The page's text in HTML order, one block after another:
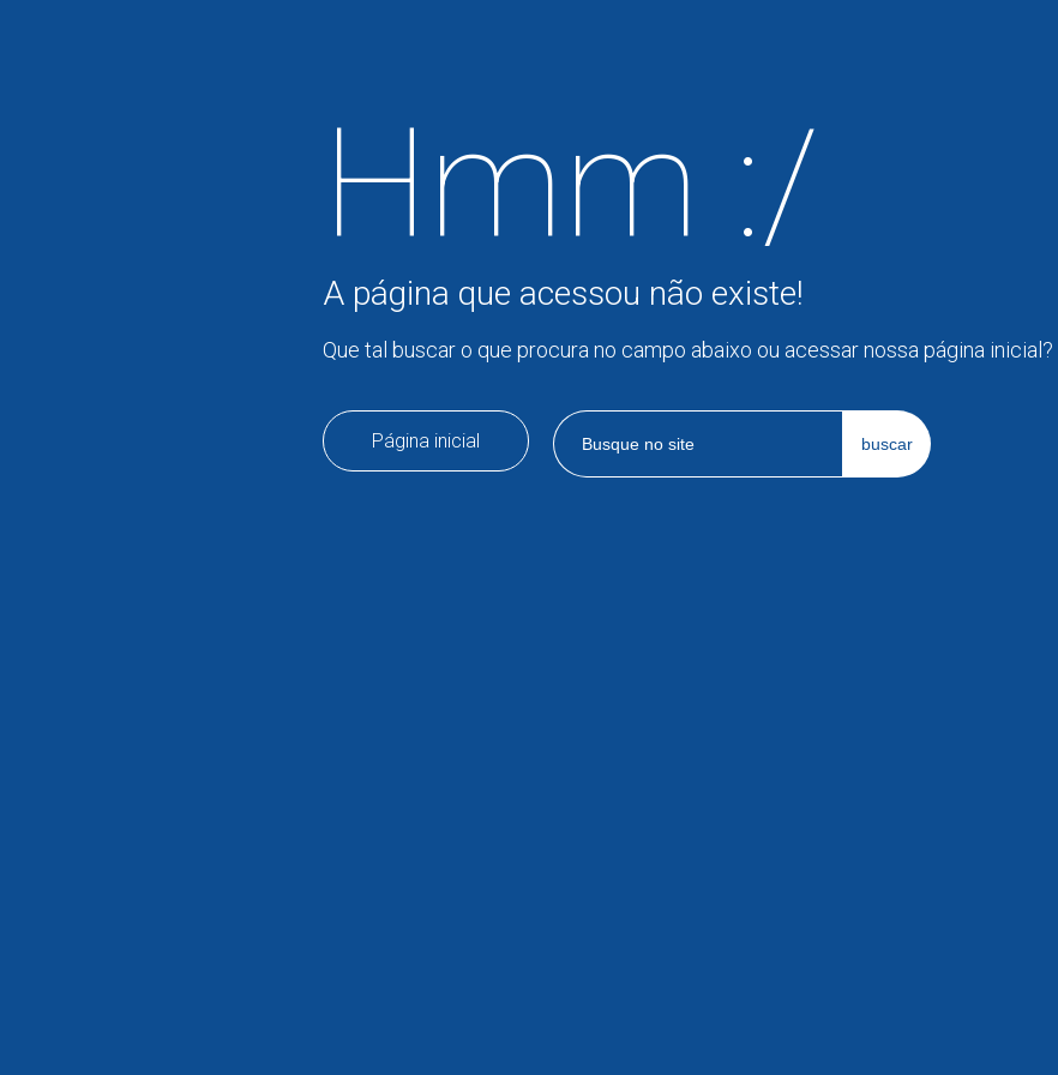
Hmm :/
A página que acessou não existe!
Que tal buscar o que procura no campo abaixo ou acessar nossa página inicial?
Página inicial